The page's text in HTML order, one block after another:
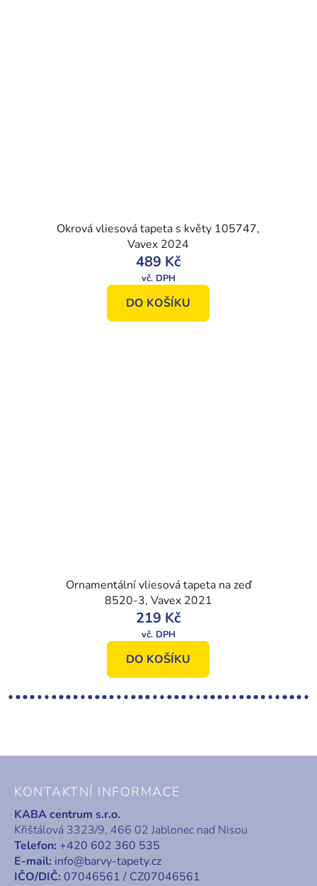
Okrová vliesová tapeta s květy 105747,
Vavex 2024
489 Kč
DO KOŠÍKU
Ornamentální vliesová tapeta na zeď
8520-3, Vavex 2021
219 Kč
DO KOŠÍKU
KONTAKTNÍ INFORMACE
KABA centrum s.r.o.
Křišťálová 3323/9, 466 02 Jablonec nad Nisou
Telefon: +420 602 360 535
E-mail: info@barvy-tapety.cz
IČO/DIČ: 07046561 / CZ07046561